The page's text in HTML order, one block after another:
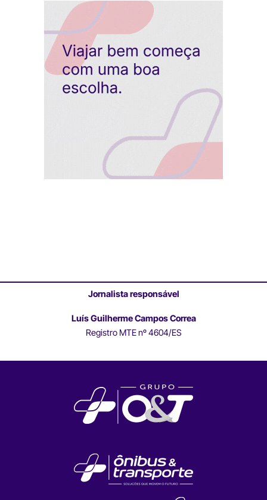
Jornalista responsável
Luís Guilherme Campos Correa
Registro MTE nº 4604/ES